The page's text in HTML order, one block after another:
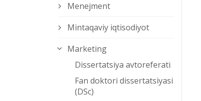
Menejment
Mintaqaviy iqtisodiyot
Marketing
Dissertatsiya avtoreferati
Fan doktori dissertatsiyasi
(DSc)